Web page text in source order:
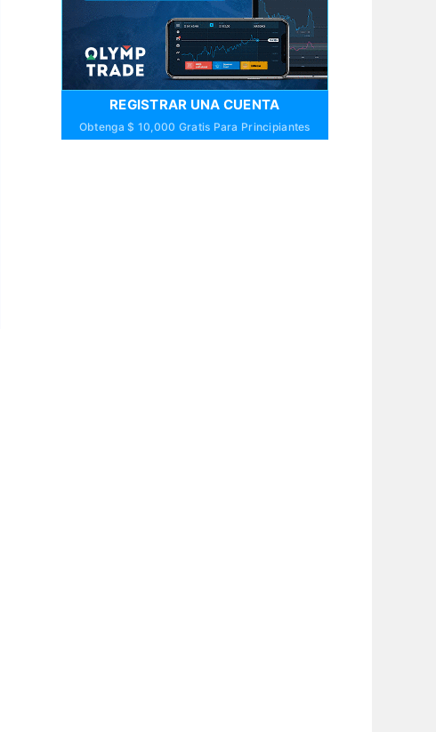
REGISTRAR UNA CUENTA
Obtenga $ 10,000 Gratis Para Principiantes